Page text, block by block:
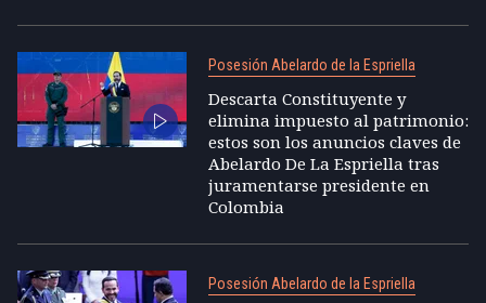
Posesión Abelardo de la Espriella
Descarta Constituyente y
elimina impuesto al patrimonio:
estos son los anuncios claves de
Abelardo De La Espriella tras
juramentarse presidente en
Colombia
Posesión Abelardo de la Espriella